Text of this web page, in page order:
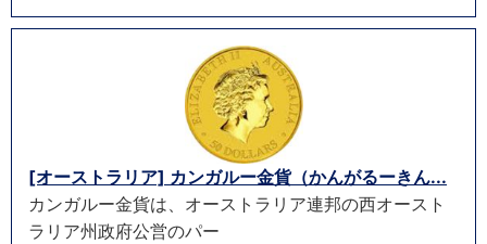
[オーストラリア] カンガルー金貨（かんがるーきん...
カンガルー金貨は、オーストラリア連邦の西オースト
ラリア州政府公営のパー